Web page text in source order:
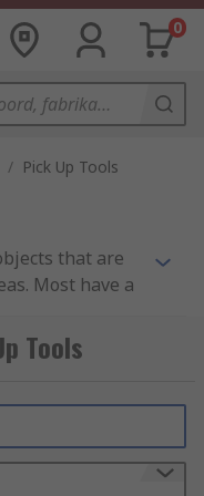
0
/ Pick Up Tools
that are
Most have a
up non-
have a strong
at the
it to the
be pulled into
Tools